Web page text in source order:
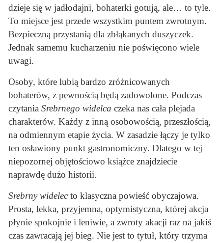
dzieje się w jadłodajni, bohaterki gotują, ale… to tyle.
To miejsce jest przede wszystkim puntem zwrotnym.
Bezpieczną przystanią dla zbłąkanych duszyczek.
Jednak samemu kucharzeniu nie poświęcono wiele
uwagi.
Osoby, które lubią bardzo zróżnicowanych
bohaterów, z pewnością będą zadowolone. Podczas
czytania Srebrnego widelca czeka nas cała plejada
charakterów. Każdy z inną osobowością, przeszłością,
na odmiennym etapie życia. W zasadzie łączy je tylko
ten osławiony punkt gastronomiczny. Dlatego w tej
niepozornej objętościowo książce znajdziecie
naprawdę dużo historii.
Srebrny widelecto klasyczna powieść obyczajowa.
Prosta, lekka, przyjemna, optymistyczna, której akcja
płynie spokojnie i leniwie, a zwroty akacji raz na jakiś
czas zawracają jej bieg. Nie jest to tytuł, który trzyma